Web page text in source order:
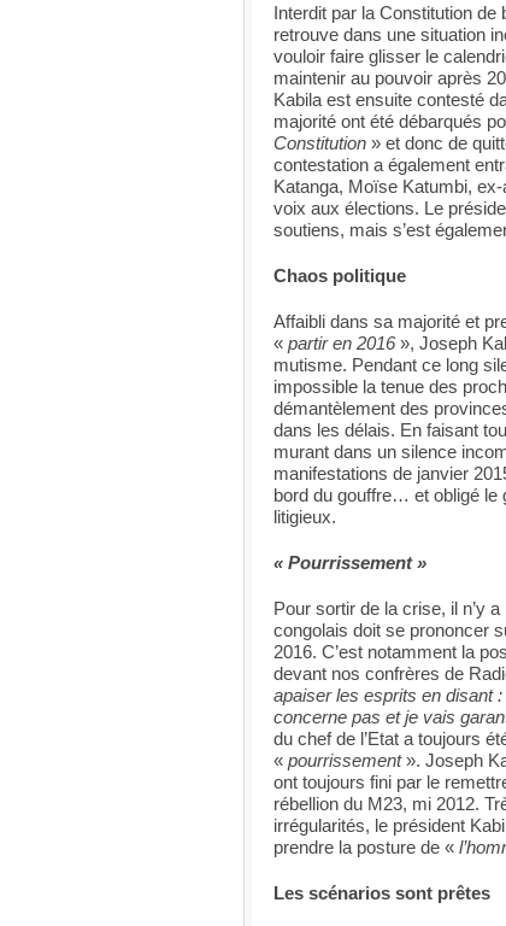
Interdit par la Constitution
retrouve dans une situation
vouloir faire glisser le
maintenir au pouvoir après
Kabila est ensuite contesté
majorité ont été débarqués
Constitution » et donc de
contestation a également
Katanga, Moïse Katumbi,
voix aux élections. Le
soutiens, mais s’est
Chaos politique
Affaibli dans sa majorité et
« partir en 2016», Joseph
mutisme. Pendant ce long
impossible la tenue des
démantèlement des
dans les délais. En faisant
murant dans un silence
manifestations de janvier
bord du gouffre… et obligé le
litigieux.
« Pourrissement »
Pour sortir de la crise, il n’y
congolais doit se prononcer
2016. C’est notamment la
devant nos confrères de
apaiser les esprits en disant
concerne pas et je vais
du chef de l’Etat a toujours
« pourrissement». Joseph
ont toujours fini par le
rébellion du M23, mi 2012.
irrégularités, le président
prendre la posture de «
Les scénarios sont prêtes